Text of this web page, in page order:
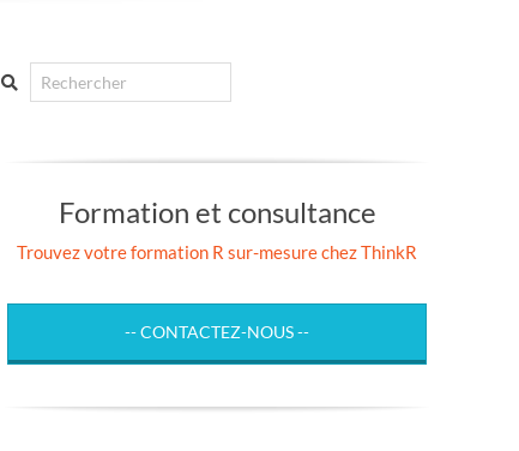
Search
Formation et consultance
Trouvez votre formation R sur-mesure chez ThinkR
-- CONTACTEZ-NOUS --